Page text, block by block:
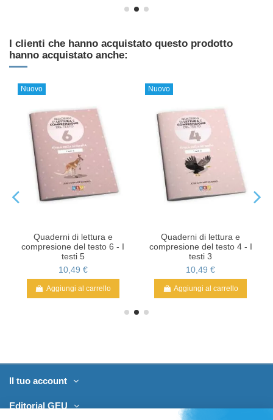
I clienti che hanno acquistato questo prodotto
hanno acquistato anche:
Nuovo
Quaderni di lettura e
compresione del testo 6 - I
testi 5
10,49 €
Aggiungi al carrello
Nuovo
Quaderni di lettura e
compresione del testo 4 - I
testi 3
10,49 €
Aggiungi al carrello
Il tuo account
Editorial GEU